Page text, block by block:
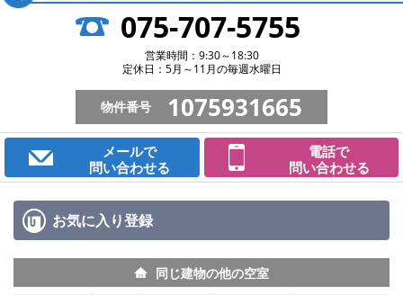
075-707-5755
営業時間：9:30～18:30
定休日：5月～11月の毎週水曜日
物件番号 1075931665
メールで
問い合わせる
電話で
問い合わせる
お気に入り登録
同じ建物の他の空室